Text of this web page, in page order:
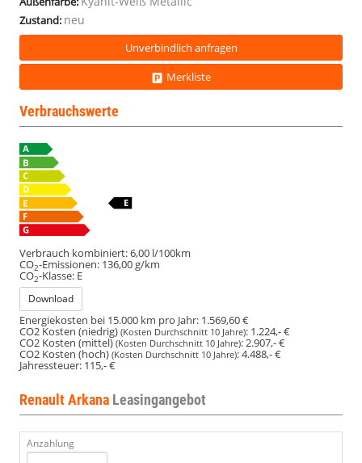
Zustand: neu
Unverbindlich anfragen
Merkliste
Verbrauchswerte
Verbrauch kombiniert:6,00 l/100km
CO2-Emissionen: 136,00 g/km
CO2-Klasse: E
Download
Energiekosten bei 15.000 km pro Jahr: 1.569,60 €
CO2 Kosten (niedrig) (Kosten Durchschnitt 10 Jahre): 1.224,- €
CO2 Kosten (mittel)(Kosten Durchschnitt 10 Jahre):2.907,- €
CO2 Kosten (hoch) (Kosten Durchschnitt 10 Jahre):4.488,- €
Jahressteuer: 115,- €
Renault Arkana Leasingangebot
Anzahlung